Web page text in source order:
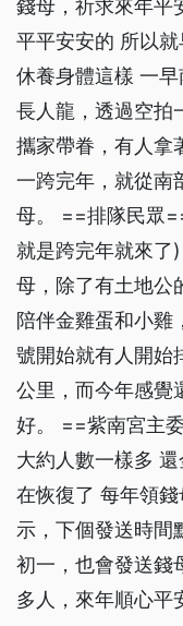
錢母，祈求來年平
平平安安的 所以
休養身體這樣 一
長人龍，透過空拍
攜家帶眷，有人拿
一跨完年，就從南
母。 ==排隊民眾
就是跨完年就來了
母，除了有土地公
陪伴金雞蛋和小雞
號開始就有人開始
公里，而今年感覺
好。 ==紫南宮主
大約人數一樣多
在恢復了 每年領
示，下個發送時間
初一，也會發送錢
多人，來年順心平